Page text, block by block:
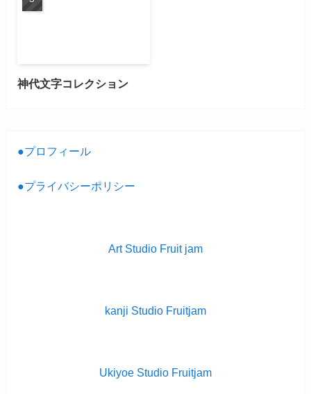
神代文字コレクション
●プロフィール
●プライバシーポリシー
Art Studio Fruit jam
kanji Studio Fruitjam
Ukiyoe Studio Fruitjam